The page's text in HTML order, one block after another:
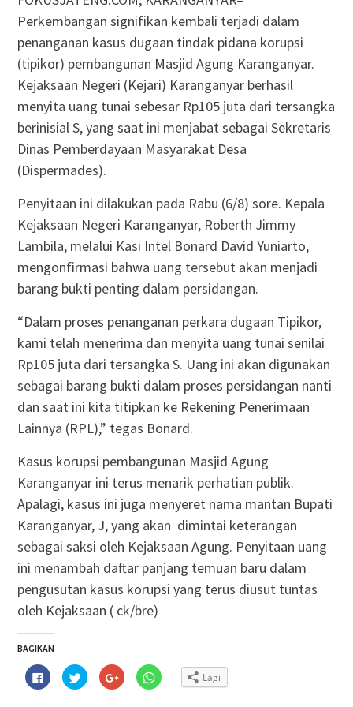
Perkembangan signifikan kembali terjadi dalam
penanganan kasus dugaan tindak pidana korupsi
(tipikor) pembangunan Masjid Agung Karanganyar.
Kejaksaan Negeri (Kejari) Karanganyar berhasil
menyita uang tunai sebesar Rp105 juta dari tersangka
berinisial S, yang saat ini menjabat sebagai Sekretaris
Dinas Pemberdayaan Masyarakat Desa
(Dispermades).
Penyitaan ini dilakukan pada Rabu (6/8) sore. Kepala
Kejaksaan Negeri Karanganyar, Roberth Jimmy
Lambila, melalui Kasi Intel Bonard David Yuniarto,
mengonfirmasi bahwa uang tersebut akan menjadi
barang bukti penting dalam persidangan.
“Dalam proses penanganan perkara dugaan Tipikor,
kami telah menerima dan menyita uang tunai senilai
Rp105 juta dari tersangka S. Uang ini akan digunakan
sebagai barang bukti dalam proses persidangan nanti
dan saat ini kita titipkan ke Rekening Penerimaan
Lainnya (RPL),” tegas Bonard.
Kasus korupsi pembangunan Masjid Agung
Karanganyar ini terus menarik perhatian publik.
Apalagi, kasus ini juga menyeret nama mantan Bupati
Karanganyar, J, yang akan dimintai keterangan
sebagai saksi oleh Kejaksaan Agung. Penyitaan uang
ini menambah daftar panjang temuan baru dalam
pengusutan kasus korupsi yang terus diusut tuntas
oleh Kejaksaan ( ck/bre)
BAGIKAN
Klik
untuk
membagikan
Klik
untuk
berbagi
Klik
untuk
berbagi
Klik
untuk Lagi